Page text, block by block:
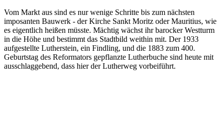
Vom Markt aus sind es nur wenige Schritte bis zum nächsten
imposanten Bauwerk - der Kirche Sankt Moritz oder Mauritius, wie
es eigentlich heißen müsste. Mächtig wächst ihr barocker Westturm
in die Höhe und bestimmt das Stadtbild weithin mit. Der 1933
aufgestellte Lutherstein, ein Findling, und die 1883 zum 400.
Geburtstag des Reformators gepflanzte Lutherbuche sind heute mit
ausschlaggebend, dass hier der Lutherweg vorbeiführt.